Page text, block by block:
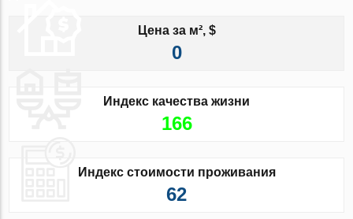
Цена за м², $
0
Индекс качества жизни
166
Индекс стоимости проживания
62